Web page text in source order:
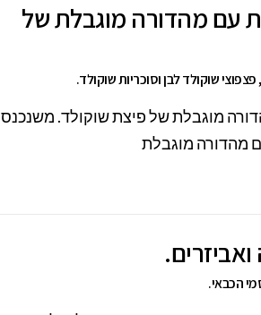
עם מהדורה מוגבלת של
שוקולד לבן וסוכריות שוקולד.
מוגבלת של פיצת שוקולד. משנכנס
מהדורה מוגבלת
הכבאי.